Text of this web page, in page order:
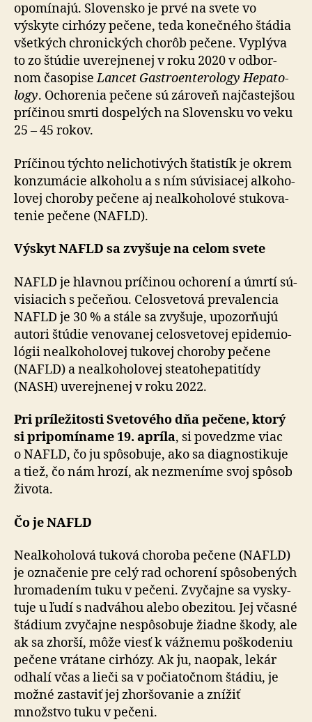
opomínajú. Slovensko je prvé na svete vo
výskyte cirhózy pečene, teda konečného štádia
všetkých chronických chorôb pečene. Vyplýva
to zo štúdie uve­rej­ne­nej v roku 2020 v od­bor­
nom ča­so­pi­seLancet Gastro­ente­ro­logy Hepa­to­
logy. Ocho­renia pečene sú zároveň naj­častej­šou
príčinou smrti dospelých na Slo­ven­sku vo veku
25 – 45 rokov.
Príčinou týchto nelichotivých štatistík je okrem
konzumácie alkoholu a s ním súvisiacej alko­ho­
lo­vej choroby pečene aj ne­alko­ho­lové stu­ko­va­
te­nie pečene (NAFLD).
Výskyt NAFLD sa zvyšuje na celom svete
NAFLD je hlavnou príčinou ochorení a úmrtí sú­
vi­sia­cich s pe­če­ňou. Celo­sve­tová pre­va­len­cia
NAFLD je 30 % a stále sa zvy­šuje, upo­zor­ňujú
autori štúdie ve­no­va­nej celo­sve­to­vej epi­de­mi­o­
ló­gii ne­alko­ho­lo­vej tukovej choroby pečene
(NAFLD) a ne­alko­ho­lo­vej steato­he­pa­ti­tídy
(NASH) uve­rej­ne­nej v roku 2022.
Pri príležitosti Svetového dňa pečene, ktorý
si pri­po­mí­na­me 19. apríla, si po­vedz­me viac
o NAFLD, čo ju spô­so­buje, ako sa diagnosti­kuje
a tiež, čo nám hrozí, ak nezme­níme svoj spôsob
života.
Čo je NAFLD
Nealkoholová tuková choroba pečene (NAFLD)
je ozna­če­nie pre celý rad ocho­rení spô­so­be­ných
hro­ma­de­ním tuku v pe­čeni. Zvy­čajne sa vysky­
tuje u ľudí s nad­váhou alebo obezitou. Jej včasné
štádium zvy­čajne nespô­so­buje žiadne škody, ale
ak sa zhorší, môže viesť k vážnemu poško­de­niu
pečene vrátane cirhózy. Ak ju, naopak, lekár
odhalí včas a lieči sa v po­čia­toč­nom štádiu, je
možné zastaviť jej zhor­šo­vanie a znížiť
množstvo tuku v pe­čeni.